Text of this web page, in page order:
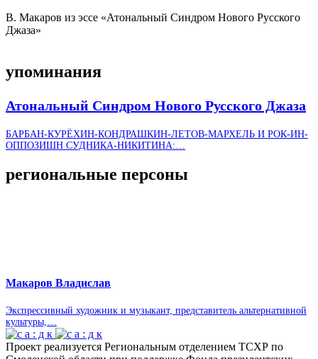
В. Мака­ров из эссе «Ато­наль­ный Син­дром Нового Рус­ского
Джаза»
упо­ми­на­ния
Ато­наль­ный Син­дром Нового Рус­ского Джаза
БАРБАН-КУРЁХИН-КОНДРАШКИН-ЛЕТОВ-МАРХЕЛЬ И РОК-ИН-
ОППОЗИШН СУДНИКА-НИКИТИНА:…
реги­о­наль­ные пер­соны
Мака­ров Вла­ди­слав
Экс­прес­сив­ный худож­ник и музы­кант, пред­ста­ви­тель аль­тер­на­тив­ной
куль­туры,…
Проект реализуется Региональным отделением ТСХР по